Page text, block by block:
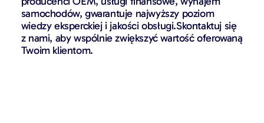
samochodów, gwarantuje najwyższy poziom
wiedzy eksperckiej i jakości obsługi.Skontaktuj się
z nami, aby wspólnie zwiększyć wartość oferowaną
Twoim klientom.